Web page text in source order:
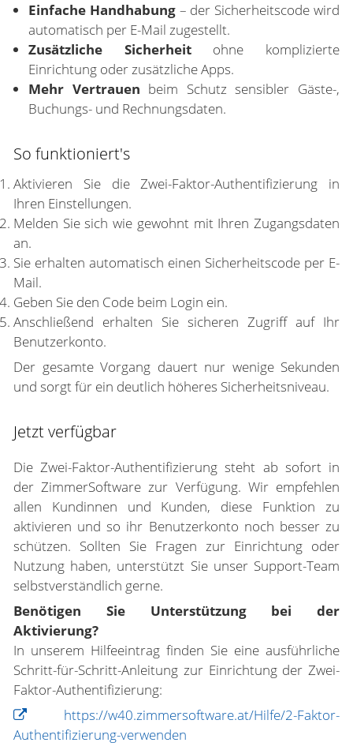
Einfache Handhabung– der Sicherheitscode wird
automatisch per E-Mail zugestellt.
Zusätzliche Sicherheitohne komplizierte
Einrichtung oder zusätzliche Apps.
Mehr Vertrauen beim Schutz sensibler Gäste-,
Buchungs- und Rechnungsdaten.
So funktioniert's
Aktivieren Sie die Zwei-Faktor-Authentifizierung in
Ihren Einstellungen.
Melden Sie sich wie gewohnt mit Ihren Zugangsdaten
an.
Sie erhalten automatisch einen Sicherheitscode per E-
Mail.
Geben Sie den Code beim Login ein.
Anschließend erhalten Sie sicheren Zugriff auf Ihr
Benutzerkonto.
Der gesamte Vorgang dauert nur wenige Sekunden
und sorgt für ein deutlich höheres Sicherheitsniveau.
Jetzt verfügbar
Die Zwei-Faktor-Authentifizierung steht ab sofort in
der ZimmerSoftware zur Verfügung. Wir empfehlen
allen Kundinnen und Kunden, diese Funktion zu
aktivieren und so ihr Benutzerkonto noch besser zu
schützen. Sollten Sie Fragen zur Einrichtung oder
Nutzung haben, unterstützt Sie unser Support-Team
selbstverständlich gerne.
Benötigen Sie Unterstützung bei der
Aktivierung?
In unserem Hilfeeintrag finden Sie eine ausführliche
Schritt-für-Schritt-Anleitung zur Einrichtung der Zwei-
Faktor-Authentifizierung:
https://w40.zimmersoftware.at/Hilfe/2-Faktor-
Authentifizierung-verwenden